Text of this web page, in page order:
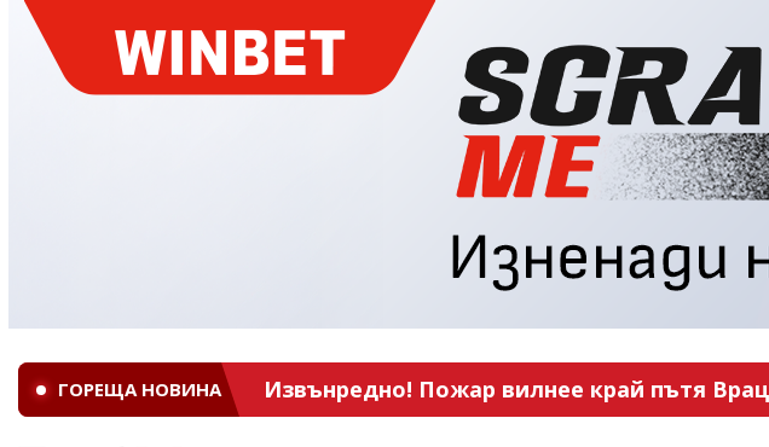
ГОРЕЩА НОВИНА Извънредно! Пожар вилнее край пътя